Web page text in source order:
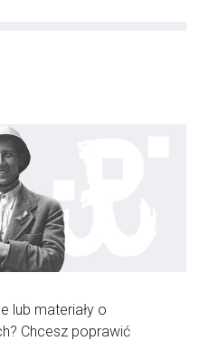
lub materiały o
Chcesz poprawić